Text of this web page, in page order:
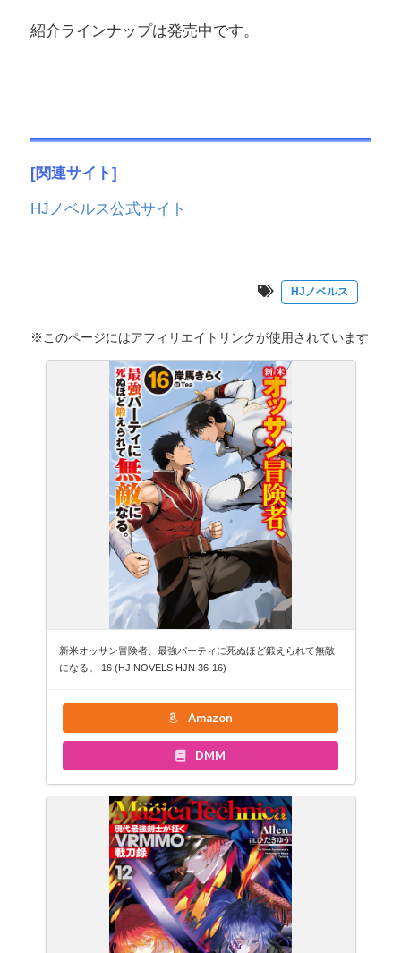
紹介ラインナップは発売中です。
[関連サイト]
HJノベルス公式サイト
HJノベルス
※このページにはアフィリエイトリンクが使用されています
新米オッサン冒険者、最強パーティに死ぬほど鍛えられて無敵
になる。 16 (HJ NOVELS HJN 36-16)
Amazon
DMM